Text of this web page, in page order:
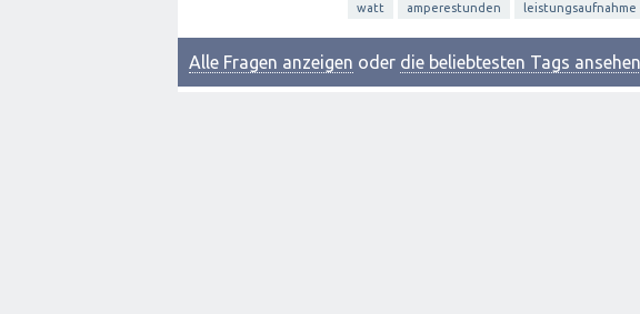
watt amperestunden leistungsaufnahme
Alle Fragen anzeigen oder die beliebtesten Tags ansehen